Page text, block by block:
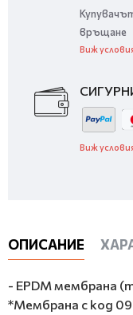
връщане
Виж
Виж
ОПИСАНИЕ
- EPDM мембрана
*Мембрана с код